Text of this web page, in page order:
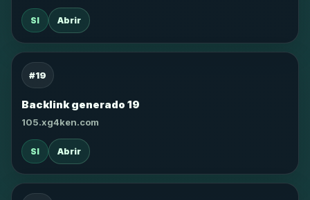
SI Abrir
#19
Backlink generado 19
105.xg4ken.com
SI Abrir